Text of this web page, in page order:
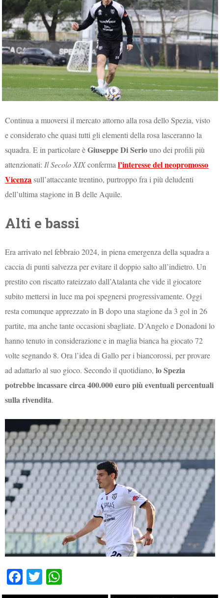
Continua a muoversi il mercato attorno alla rosa dello Spezia, visto
e considerato che quasi tutti gli elementi della rosa lasceranno la
squadra. E in particolare èGiuseppe Di Seriouno dei profili più
attenzionati: Il Secolo XIXconfermal’interesse del neopromosso
Vicenzasull’attaccante trentino, purtroppo fra i più deludenti
dell’ultima stagione in B delle Aquile.
Alti e bassi
Era arrivato nel febbraio 2024, in piena emergenza della squadra a
caccia di punti salvezza per evitare il doppio salto all’indietro. Un
prestito con riscatto rateizzato dall’Atalanta che vide il giocatore
subito mettersi in luce ma poi spegnersi progressivamente. Oggi
resta comunque apprezzato in B dopo una stagione da 3 gol in 26
partite, ma anche tante occasioni sbagliate. D’Angelo e Donadoni lo
hanno tenuto in considerazione e in maglia bianca ha giocato 72
volte segnando 8. Ora l’idea di Gallo per i biancorossi, per provare
ad adattarlo al suo gioco. Secondo il quotidiano,lo Spezia
potrebbe incassare circa 400.000 euro più eventuali percentuali
sulla rivendita.
Fa
ce
T
wiha